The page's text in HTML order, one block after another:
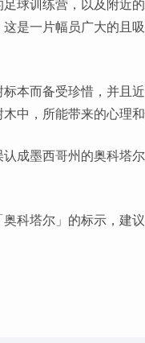
球训练营，以及附近
是一片幅员广大的且
本而备受珍惜，并且
中，所能带来的心理
成墨西哥州的奥科塔
科塔尔」的标示，建